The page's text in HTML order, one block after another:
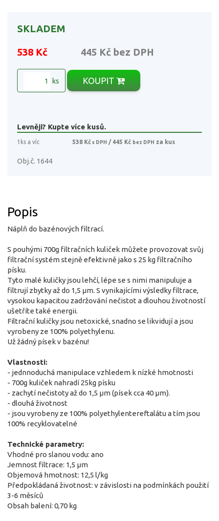
SKLADEM
538 Kč 445 Kč bez DPH
ks KOUPIT
Levněji? Kupte více kusů.
1ks a víc 538 Kč s DPH / 445 Kč bez DPH za kus
Obj.č. 1644
Popis
Náplň do bazénových filtrací.
S pouhými 700g filtračních kuliček můžete provozovat svůj
filtrační systém stejně efektivně jako s 25 kg filtračního
písku.
Tyto malé kuličky jsou lehčí, lépe se s nimi manipuluje a
filtrují zbytky až do 1,5 µm. S vynikajícími výsledky filtrace,
vysokou kapacitou zadržování nečistot a dlouhou životností
ušetříte také energii.
Filtrační kuličky jsou netoxické, snadno se likvidují a jsou
vyrobeny ze 100% polyethylenu.
Už žádný písek v bazénu!
Vlastnosti:
- jednnoduchá manipulace vzhledem k nízké hmotnosti
- 700g kuliček nahradí 25kg písku
- zachytí nečistoty až do 1,5 µm (písek cca 40 µm).
- dlouhá životnost
- jsou vyrobeny ze 100% polyethylente­reftalátu a tím jsou
100% recyklovatelné
Technické parametry:
Vhodné pro slanou vodu: ano
Jemnost filtrace: 1,5 µm
Objemová hmotnost: 12,5 l/kg
Předpokládaná životnost: v závislosti na podmínkách použití
3-6 měsíců
Obsah balení: 0,70 kg